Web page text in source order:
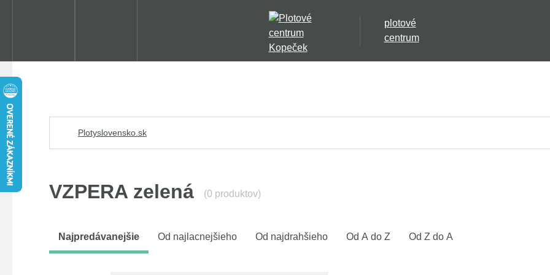
plotové
centrum
Plotyslovensko.sk
VZPERA zelená (0 produktov)
Najpredávanejšie Od najlacnejšieho Od najdrahšieho Od A do Z Od Z do A